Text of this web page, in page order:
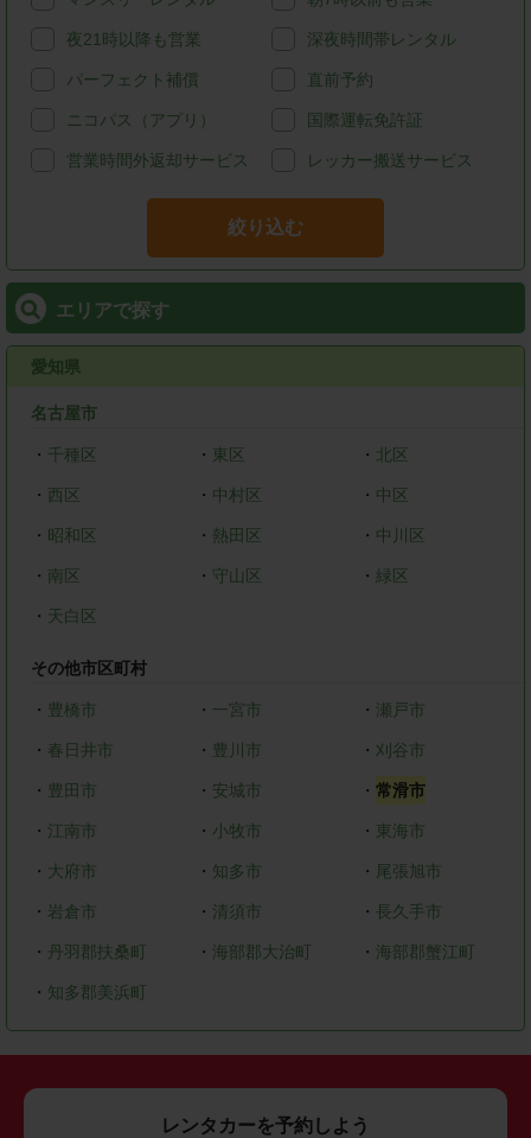
夜21時以降も営業 深夜時間帯レンタル
パーフェクト補償 直前予約
ニコパス（アプリ） 国際運転免許証
営業時間外返却サービス レッカー搬送サービス
絞り込む
エリアで探す
愛知県
名古屋市
・ 千種区 ・ 東区 ・ 北区
・ 西区 ・ 中村区 ・ 中区
・ 昭和区 ・ 熱田区 ・ 中川区
・ 南区 ・ 守山区 ・ 緑区
・ 天白区
その他市区町村
・ 豊橋市 ・ 一宮市 ・瀬戸市
・ 春日井市 ・ 豊川市 ・ 刈谷市
・ 豊田市 ・ 安城市 ・常滑市
・ 江南市 ・ 小牧市 ・ 東海市
・ 大府市 ・ 知多市 ・ 尾張旭市
・ 岩倉市 ・ 清須市 ・ 長久手市
・ 丹羽郡扶桑町 ・ 海部郡大治町 ・ 海部郡蟹江町
・ 知多郡美浜町
レンタカーを予約しよう